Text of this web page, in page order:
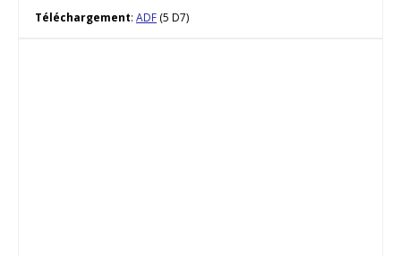
Téléchargement: ADF (5 D7)